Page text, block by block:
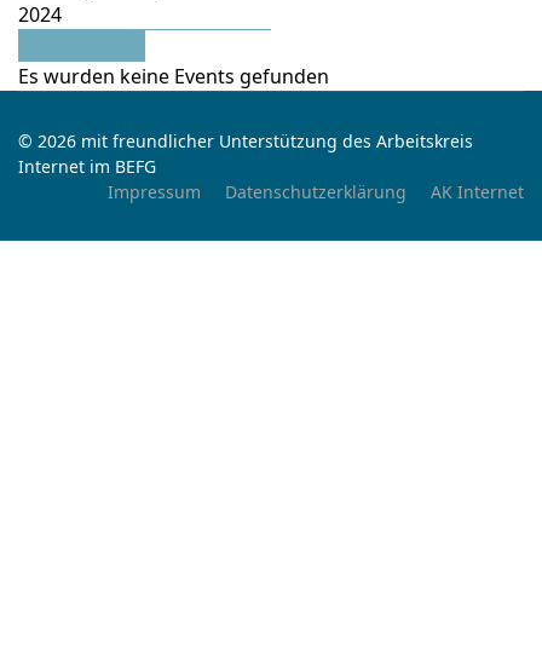
2024
Es wurden keine Events gefunden
© 2026 mit freundlicher Unterstützung des Arbeitskreis
Internet im BEFG
Impressum
Datenschutzerklärung AK Internet